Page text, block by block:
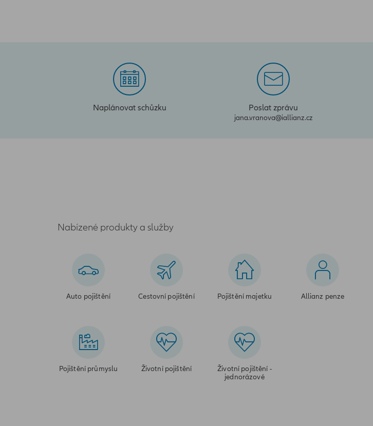
Naplánovat schůzku Poslat zprávu
jana.vranova@iallianz.cz
Nabízené produkty a služby
Auto pojištění Cestovní pojištění Pojištění majetku Allianz penze
Pojištění průmyslu Životní pojištění
Životní pojištění -
jednorázové